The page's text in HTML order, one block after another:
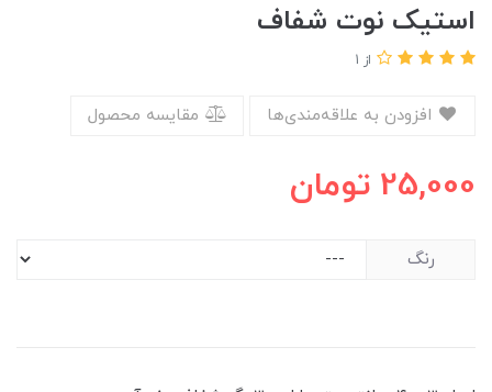
استیک نوت شفاف
از 1
مقایسه محصول
25,000 تومان
رنگ